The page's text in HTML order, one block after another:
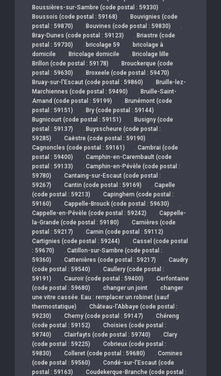
Boussières-sur-Sambre (code postal : 59330) ,
Boussois (code postal : 59168) , Bouvignies (code
postal : 59870)
, Bouvines (code postal : 59830) ,
Bray-Dunes (code postal : 59123) , Briastre (code
postal : 59730)
, bricolage 59 , bricolage à
domicile
, Bricolage domicile , Bricolage lille ,
Brillon (code postal : 59178) , Brouckerque (code
postal : 59630)
, Broxeele (code postal : 59470) ,
Bruay-sur-l'Escaut (code postal : 59860) , Bruille-lez-
Marchiennes (code postal : 59490)
, Bruille-Saint-
Amand (code postal : 59199)
, Brunémont (code
postal : 59151)
, Bry (code postal : 59144) ,
Bugnicourt (code postal : 59151) , Busigny (code
postal : 59137)
, Buysscheure (code postal :
59285)
, Caëstre (code postal : 59190) ,
Cagnoncles (code postal : 59161) , Cambrai (code
postal : 59400)
, Camphin-en-Carembault (code
postal : 59133)
, Camphin-en-Pévèle (code postal :
59780)
, Cantaing-sur-Escaut (code postal :
59267)
, Cantin (code postal : 59169) , Capelle
(code postal : 59213)
, Capinghem (code postal :
59160)
, Cappelle-Brouck (code postal : 59630) ,
Cappelle-en-Pévèle (code postal : 59242) , Cappelle-
la-Grande (code postal : 59180)
, Carnières (code
postal : 59217)
, Carnin (code postal : 59112) ,
Cartignies (code postal : 59244) , Cassel (code postal
: 59670)
, Catillon-sur-Sambre (code postal :
59360)
, Cattenières (code postal : 59217) , Caudry
(code postal : 59540)
, Caullery (code postal :
59191)
, Cauroir (code postal : 59400) , Cerfontaine
(code postal : 59680)
, changer un joint , changer
une vitre cassée. Eau : remplacer un robinet (sauf
thermostatique)
, Château-l'Abbaye (code postal :
59230)
, Chemy (code postal : 59147) , Chéreng
(code postal : 59152)
, Choisies (code postal :
59740)
, Clairfayts (code postal : 59740) , Clary
(code postal : 59225)
, Cobrieux (code postal :
59830)
, Colleret (code postal : 59680) , Comines
(code postal : 59560)
, Condé-sur-l'Escaut (code
postal : 59163)
, Coudekerque-Branche (code postal :